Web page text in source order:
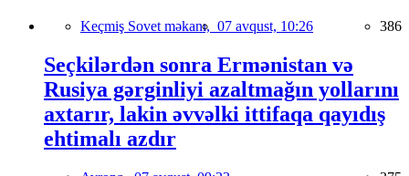
Keçmiş Sovet məkanı, 07 avqust, 10:26 386
Seçkilərdən sonra Ermənistan və
Rusiya gərginliyi azaltmağın yollarını
axtarır, lakin əvvəlki ittifaqa qayıdış
ehtimalı azdır